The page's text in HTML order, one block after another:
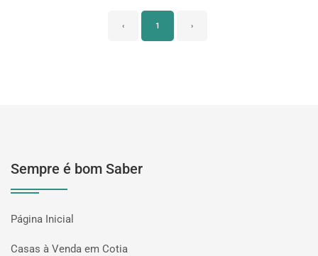
‹ 1 ›
Sempre é bom Saber
Página Inicial
Casas à Venda em Cotia